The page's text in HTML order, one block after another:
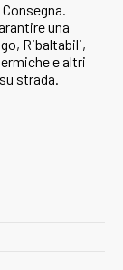
una
Ribaltabili,
e altri
strada.